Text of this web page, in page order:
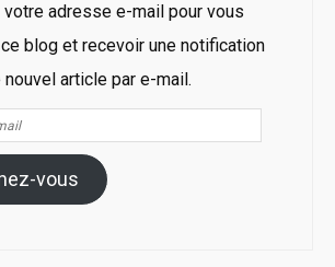
adresse e-mail pour vous
blog et recevoir une notification
nouvel article par e-mail.
vous